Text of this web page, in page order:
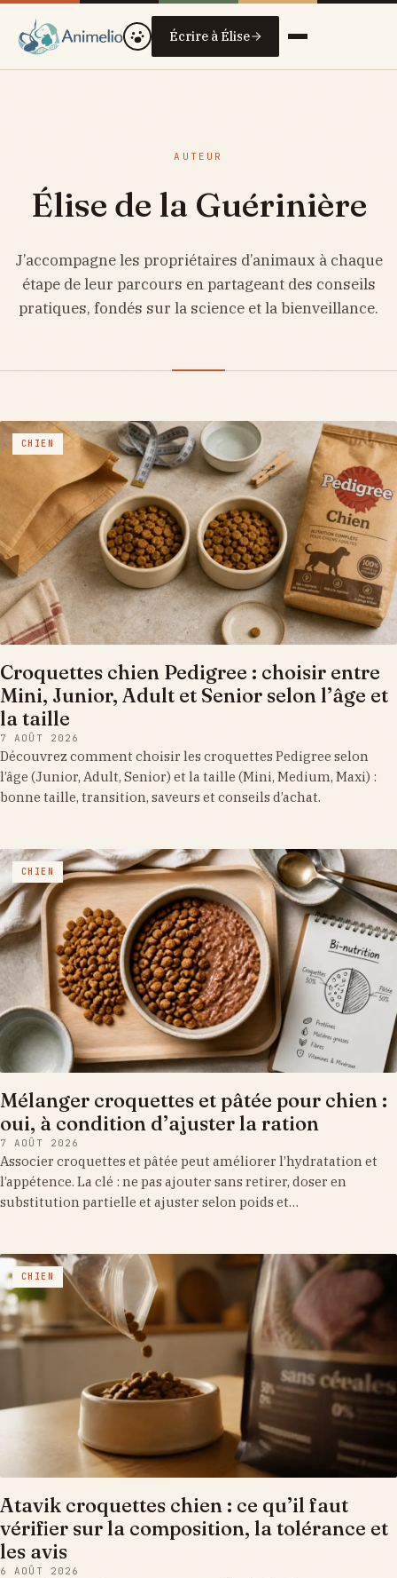
Écrire à Élise
AUTEUR
Élise de la Guérinière
J’accompagne les propriétaires d’animaux à chaque
étape de leur parcours en partageant des conseils
pratiques, fondés sur la science et la bienveillance.
CHIEN
Croquettes chien Pedigree : choisir entre
Mini, Junior, Adult et Senior selon l’âge et
la taille
7 AOÛT 2026
Découvrez comment choisir les croquettes Pedigree selon
l’âge (Junior, Adult, Senior) et la taille (Mini, Medium, Maxi) :
bonne taille, transition, saveurs et conseils d’achat.
CHIEN
Mélanger croquettes et pâtée pour chien :
oui, à condition d’ajuster la ration
7 AOÛT 2026
Associer croquettes et pâtée peut améliorer l’hydratation et
l’appétence. La clé : ne pas ajouter sans retirer, doser en
substitution partielle et ajuster selon poids et…
CHIEN
Atavik croquettes chien : ce qu’il faut
vérifier sur la composition, la tolérance et
les avis
6 AOÛT 2026